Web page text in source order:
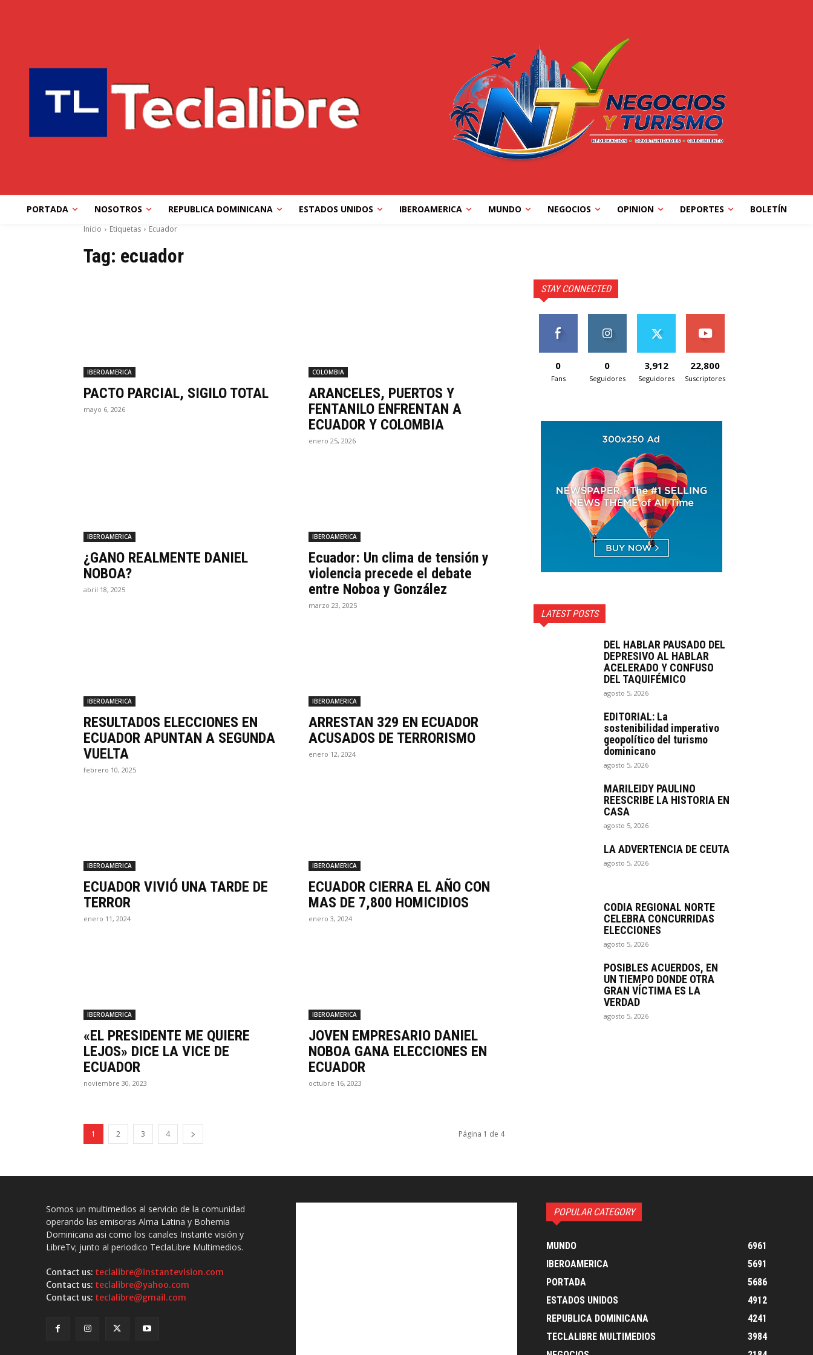
PORTADA NOSOTROS REPUBLICA DOMINICANA ESTADOS UNIDOS IBEROAMERICA MUNDO NEGOCIOS OPINION DEPORTES BOLETÍN
Inicio Etiquetas Ecuador
Tag: ecuador
IBEROAMERICA
PACTO PARCIAL, SIGILO TOTAL
mayo 6, 2026
COLOMBIA
ARANCELES, PUERTOS Y
FENTANILO ENFRENTAN A
ECUADOR Y COLOMBIA
enero 25, 2026
IBEROAMERICA
¿GANO REALMENTE DANIEL
NOBOA?
abril 18, 2025
IBEROAMERICA
Ecuador: Un clima de tensión y
violencia precede el debate
entre Noboa y González
marzo 23, 2025
IBEROAMERICA
RESULTADOS ELECCIONES EN
ECUADOR APUNTAN A SEGUNDA
VUELTA
febrero 10, 2025
IBEROAMERICA
ARRESTAN 329 EN ECUADOR
ACUSADOS DE TERRORISMO
enero 12, 2024
IBEROAMERICA
ECUADOR VIVIÓ UNA TARDE DE
TERROR
enero 11, 2024
IBEROAMERICA
ECUADOR CIERRA EL AÑO CON
MAS DE 7,800 HOMICIDIOS
enero 3, 2024
IBEROAMERICA
«EL PRESIDENTE ME QUIERE
LEJOS» DICE LA VICE DE
ECUADOR
noviembre 30, 2023
IBEROAMERICA
JOVEN EMPRESARIO DANIEL
NOBOA GANA ELECCIONES EN
ECUADOR
octubre 16, 2023
1 2 3 4 Página 1 de 4
STAY CONNECTED
0
Fans
0
Seguidores
3,912
Seguidores
22,800
Suscriptores
LATEST POSTS
DEL HABLAR PAUSADO DEL
DEPRESIVO AL HABLAR
ACELERADO Y CONFUSO
DEL TAQUIFÉMICO
agosto 5, 2026
EDITORIAL: La
sostenibilidad imperativo
geopolítico del turismo
dominicano
agosto 5, 2026
MARILEIDY PAULINO
REESCRIBE LA HISTORIA EN
CASA
agosto 5, 2026
LA ADVERTENCIA DE CEUTA
agosto 5, 2026
CODIA REGIONAL NORTE
CELEBRA CONCURRIDAS
ELECCIONES
agosto 5, 2026
POSIBLES ACUERDOS, EN
UN TIEMPO DONDE OTRA
GRAN VÍCTIMA ES LA
VERDAD
agosto 5, 2026
Somos un multimedios al servicio de la comunidad
operando las emisoras Alma Latina y Bohemia
Dominicana asi como los canales Instante visión y
LibreTv; junto al periodico TeclaLibre Multimedios.
Contact us: teclalibre@instantevision.com
Contact us: teclalibre@yahoo.com
Contact us: teclalibre@gmail.com
POPULAR CATEGORY
MUNDO
6961
IBEROAMERICA
5691
PORTADA
5686
ESTADOS UNIDOS
4912
REPUBLICA DOMINICANA
4241
TECLALIBRE MULTIMEDIOS
3984